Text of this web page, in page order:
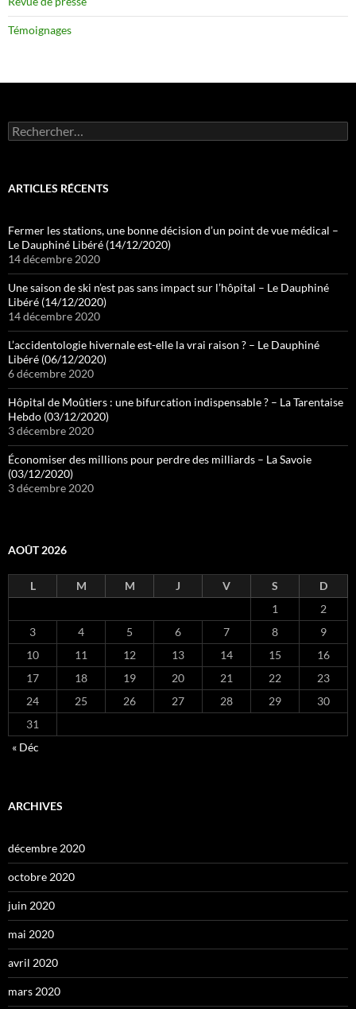
Témoignages
Rechercher :
ARTICLES RÉCENTS
Fermer les stations, une bonne décision d’un point de vue médical –
Le Dauphiné Libéré (14/12/2020)
14 décembre 2020
Une saison de ski n’est pas sans impact sur l’hôpital – Le Dauphiné
Libéré (14/12/2020)
14 décembre 2020
L’accidentologie hivernale est-elle la vrai raison ? – Le Dauphiné
Libéré (06/12/2020)
6 décembre 2020
Hôpital de Moûtiers : une bifurcation indispensable ? – La Tarentaise
Hebdo (03/12/2020)
3 décembre 2020
Économiser des millions pour perdre des milliards – La Savoie
(03/12/2020)
3 décembre 2020
AOÛT 2026
L M M J V S
D
1
2
3
4 5 6 7 8
9
10
11 12 13 14 15
16
17
18 19 20 21 22
23
24
25 26 27 28 29
30
31
« Déc
ARCHIVES
décembre 2020
octobre 2020
juin 2020
mai 2020
avril 2020
mars 2020